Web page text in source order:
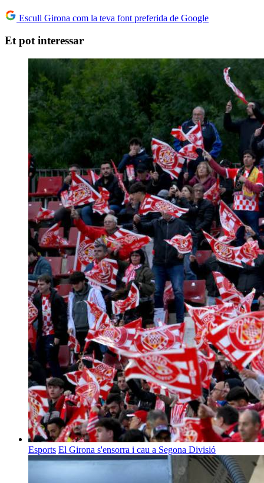
Escull Girona com la teva font preferida de Google
Et pot interessar
Esports El Girona s'ensorra i cau a Segona Divisió